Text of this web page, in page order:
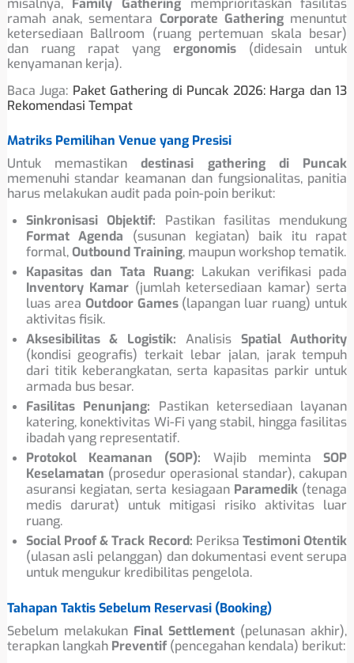
misalnya, Family Gathering memprioritaskan fasilitas
ramah anak, sementara Corporate Gathering menuntut
ketersediaan Ballroom (ruang pertemuan skala besar)
dan ruang rapat yangergonomis (didesain untuk
kenyamanan kerja).
Baca Juga: Paket Gathering di Puncak 2026: Harga dan 13
Rekomendasi Tempat
Matriks Pemilihan Venue yang Presisi
Untuk memastikandestinasi gathering di Puncak
memenuhi standar keamanan dan fungsionalitas, panitia
harus melakukan audit pada poin-poin berikut:
Sinkronisasi Objektif: Pastikan fasilitas mendukung
Format Agenda (susunan kegiatan) baik itu rapat
formal,Outbound Training, maupun workshop tematik.
Kapasitas dan Tata Ruang: Lakukan verifikasi pada
Inventory Kamar (jumlah ketersediaan kamar) serta
luas area Outdoor Games(lapangan luar ruang) untuk
aktivitas fisik.
Aksesibilitas & Logistik: Analisis Spatial Authority
(kondisi geografis) terkait lebar jalan, jarak tempuh
dari titik keberangkatan, serta kapasitas parkir untuk
armada bus besar.
Fasilitas Penunjang: Pastikan ketersediaan layanan
katering, konektivitas Wi-Fi yang stabil, hingga fasilitas
ibadah yang representatif.
Protokol Keamanan (SOP): Wajib memintaSOP
Keselamatan (prosedur operasional standar), cakupan
asuransi kegiatan, serta kesiagaan Paramedik (tenaga
medis darurat) untuk mitigasi risiko aktivitas luar
ruang.
Social Proof & Track Record: PeriksaTestimoni Otentik
(ulasan asli pelanggan) dan dokumentasi event serupa
untuk mengukur kredibilitas pengelola.
Tahapan Taktis Sebelum Reservasi (Booking)
Sebelum melakukan Final Settlement (pelunasan akhir),
terapkan langkah Preventif(pencegahan kendala) berikut: